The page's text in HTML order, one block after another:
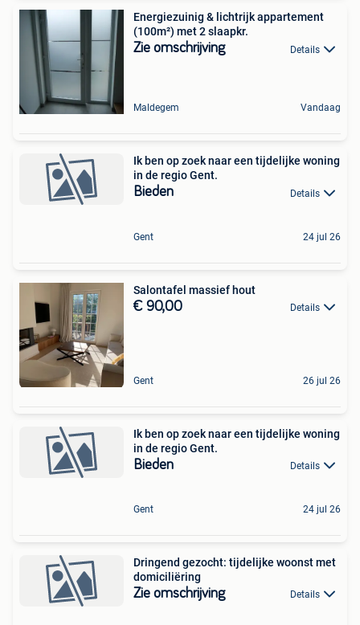
Energiezuinig & lichtrijk appartement
(100m²) met 2 slaapkr.
Zie omschrijving Details
Maldegem Vandaag
Ik ben op zoek naar een tijdelijke woning
in de regio Gent.
Bieden Details
Gent 24 jul 26
Salontafel massief hout
€ 90,00 Details
Gent 26 jul 26
Ik ben op zoek naar een tijdelijke woning
in de regio Gent.
Bieden Details
Gent 24 jul 26
Dringend gezocht: tijdelijke woonst met
domiciliëring
Zie omschrijving Details